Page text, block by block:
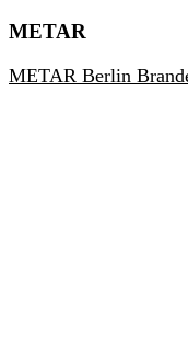
METAR
METAR Berlin